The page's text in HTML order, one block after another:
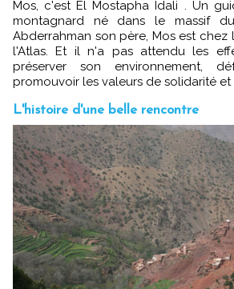
Mos, c'est El Mostapha Idali . Un
montagnard né dans le massif
Abderrahman son père, Mos est chez
l'Atlas. Et il n'a pas attendu les
préserver son environnement,
promouvoir les valeurs de solidarité et
L'histoire d'une belle rencontre